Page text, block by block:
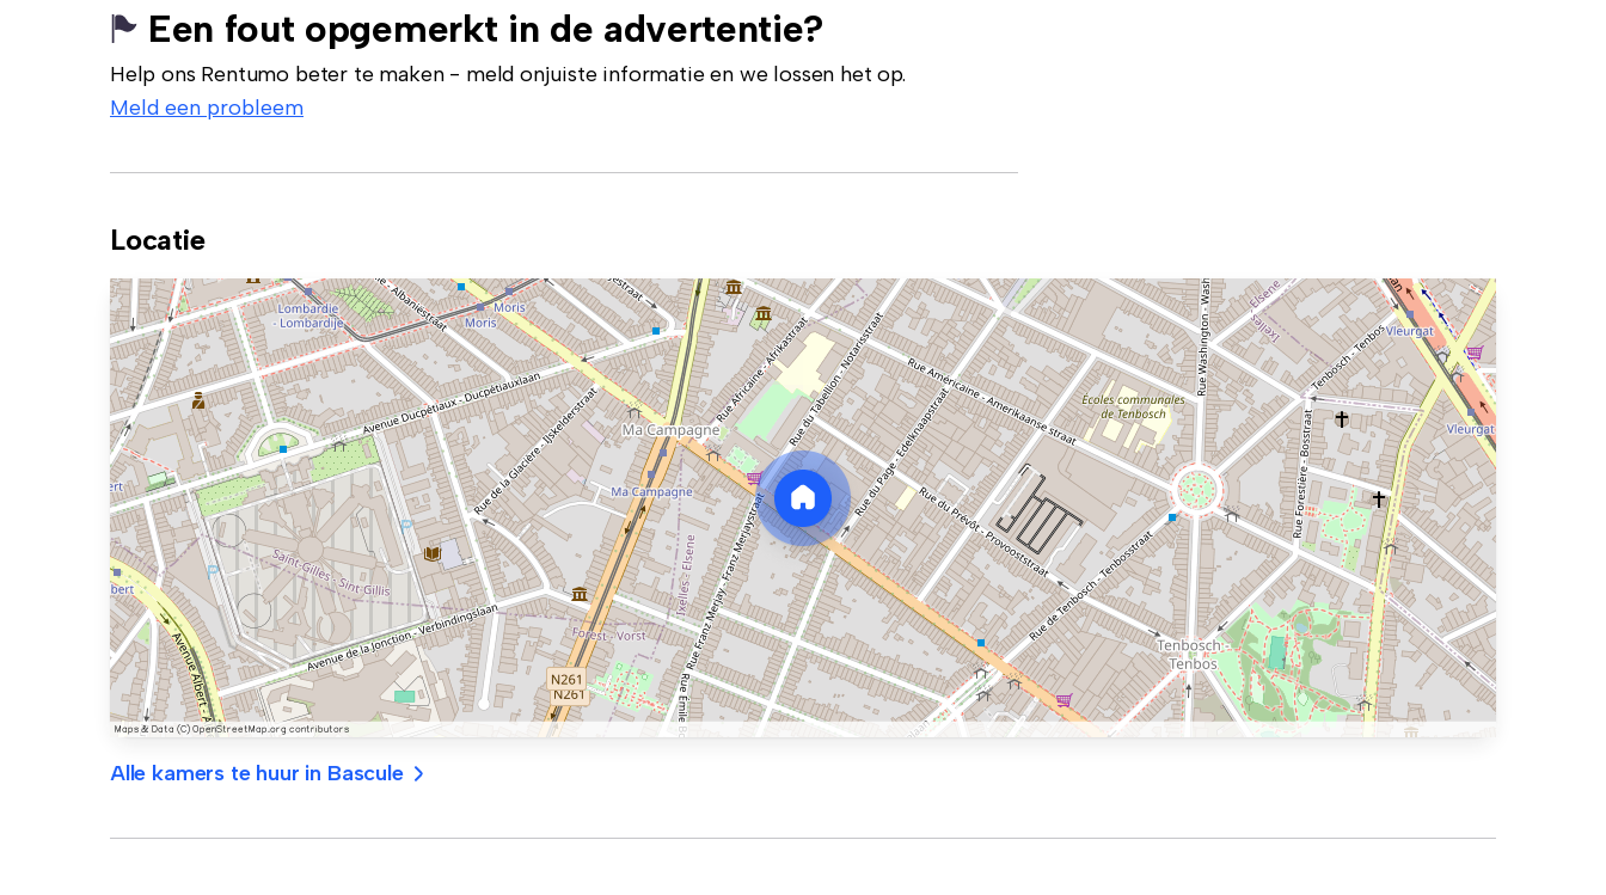
Een fout opgemerkt in de advertentie?
Help ons Rentumo beter te maken - meld onjuiste informatie en we lossen het op.
Meld een probleem
Locatie
Alle kamers te huur in Bascule